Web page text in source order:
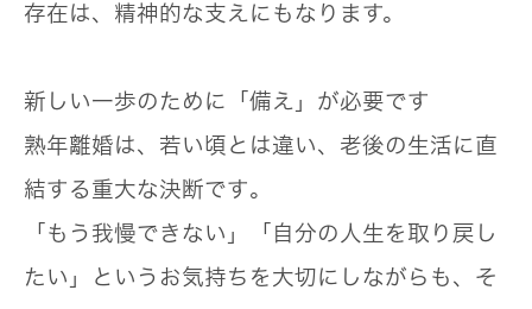
存在は、精神的な支えにもなります。
新しい一歩のために「備え」が必要です
熟年離婚は、若い頃とは違い、 老後の生活に直
結する重大な決断です。
「もう我慢できない」「自分の人生を取り戻し
たい」というお気持ちを大切にしながらも、そ